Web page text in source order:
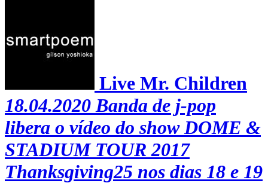
Live Mr. Children
18.04.2020 Banda de j-pop
libera o vídeo do show DOME &
STADIUM TOUR 2017
Thanksgiving25 nos dias 18 e 19